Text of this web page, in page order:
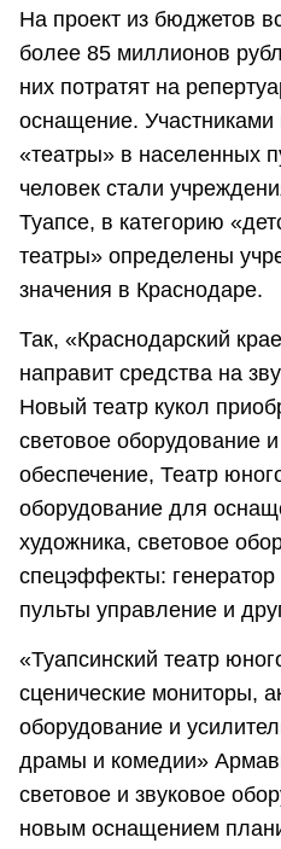
На проект из бюджетов
более 85 миллионов
них потратят на
оснащение. Участниками
«театры» в населенных
человек стали
Туапсе, в категорию
театры» определены
значения в Краснодаре.
Так, «Краснодарский
направит средства на
Новый театр кукол
световое оборудование
обеспечение, Театр
оборудование для
художника, световое
спецэффекты: генератор
пульты управление и
«Туапсинский театр
сценические мониторы,
оборудование и
драмы и комедии»
световое и звуковое
новым оснащением